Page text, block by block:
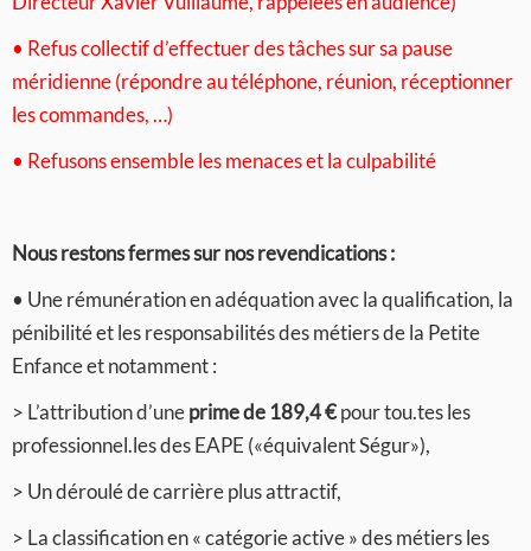
• Refus collectif d’effectuer des tâches sur sa pause
méridienne (répondre au téléphone, réunion, réceptionner
les commandes, …)
• Refusons ensemble les menaces et la culpabilité
Nous restons fermes sur nos revendications :
• Une rémunération en adéquation avec la qualification, la
pénibilité et les responsabilités des métiers de la Petite
Enfance et notamment :
> L’attribution d’uneprime de 189,4 €pour tou.tes les
professionnel.les des EAPE («équivalent Ségur»),
> Un déroulé de carrière plus attractif,
> La classification en « catégorie active » des métiers les